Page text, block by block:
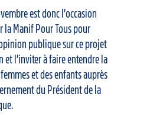
est donc l’occasion
la Manif Pour Tous pour
publique sur ce projet
et l’inviter à faire entendre la
et des enfants auprès
du Président de la